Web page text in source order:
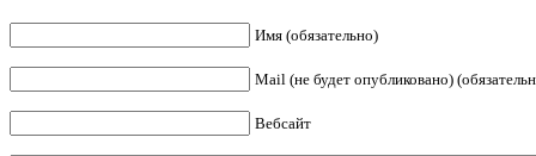
Имя (обязательно)
Mail (не будет опубликовано)
Вебсайт